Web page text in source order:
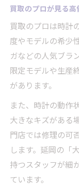
買取のプロが見る
買取のプロは時計
度やモデルの希少
ガなどの人気ブラ
限定モデルや生産
があります。
また、時計の動作
大きなキズがある
門店では修理の可
します。延岡の「
持つスタッフが細
ています。